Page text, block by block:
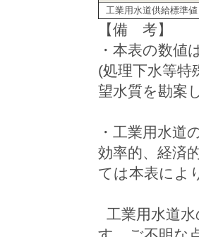
工業用水道供給標準値
【備 考】
・本表の数値
(処理下水等特
望水質を勘案
・工業用水道
効率的、経済
ては本表によ
工業用水道